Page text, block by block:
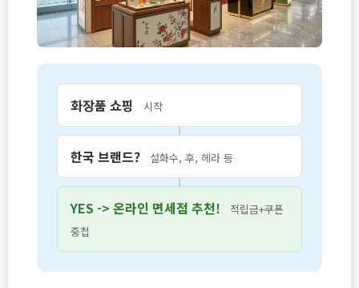
화장품 쇼핑 시작
한국 브랜드? 설화수, 후, 헤라 등
YES -> 온라인 면세점 추천!
적립금+쿠폰
중첩